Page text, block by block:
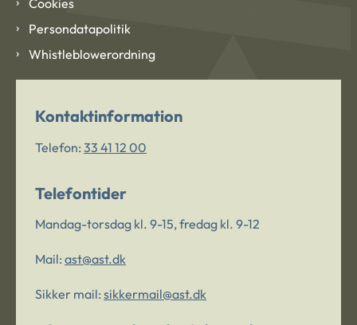
Persondatapolitik
Whistleblowerordning
Kontaktinformation
Telefon: 33 41 12 00
Telefontider
Mandag-torsdag kl. 9-15, fredag kl. 9-12
Mail: ast@ast.dk
Sikker mail: sikkermail@ast.dk